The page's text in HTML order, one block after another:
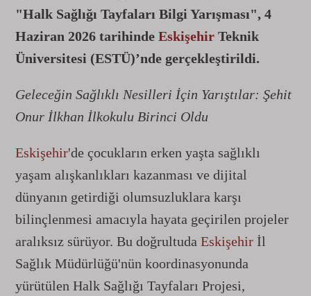
"Halk Sağlığı Tayfaları Bilgi Yarışması", 4
Haziran 2026 tarihinde Eskişehir Teknik
Üniversitesi (ESTÜ)’nde gerçekleştirildi.
Geleceğin Sağlıklı Nesilleri İçin Yarıştılar: Şehit
Onur İlkhan İlkokulu Birinci Oldu
Eskişehir'de çocukların erken yaşta sağlıklı
yaşam alışkanlıkları kazanması ve dijital
dünyanın getirdiği olumsuzluklara karşı
bilinçlenmesi amacıyla hayata geçirilen projeler
aralıksız sürüyor. Bu doğrultuda Eskişehir İl
Sağlık Müdürlüğü'nün koordinasyonunda
yürütülen Halk Sağlığı Tayfaları Projesi,